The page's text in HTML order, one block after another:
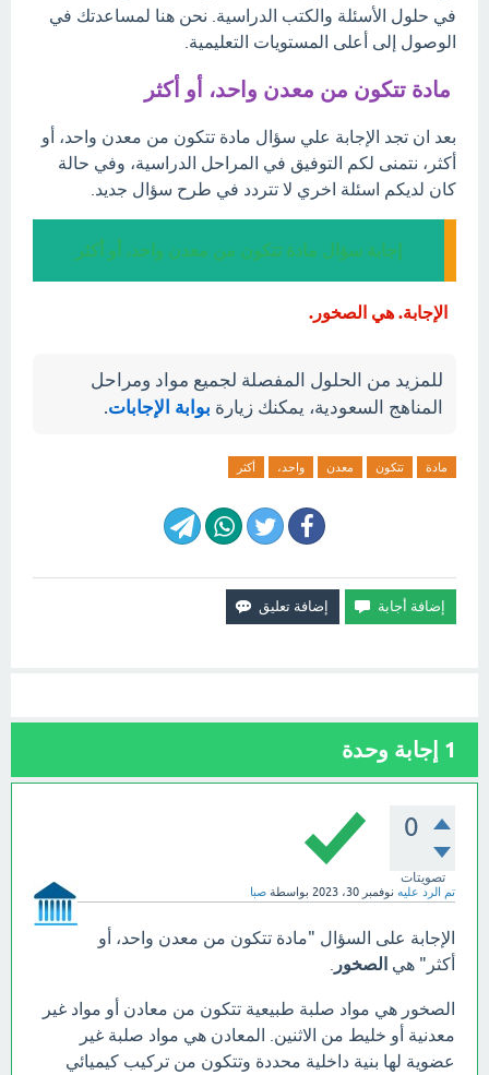
في حلول الأسئلة والكتب الدراسية. نحن هنا لمساعدتك في
الوصول إلى أعلى المستويات التعليمية.
مادة تتكون من معدن واحد، أو أكثر
بعد ان تجد الإجابة علي سؤال مادة تتكون من معدن واحد، أو
أكثر، نتمنى لكم التوفيق في المراحل الدراسية، وفي حالة
كان لديكم اسئلة اخري لا تتردد في طرح سؤال جديد.
إجابة سؤال مادة تتكون من معدن واحد، أو أكثر
الإجابة. هي الصخور.
للمزيد من الحلول المفصلة لجميع مواد ومراحل
المناهج السعودية، يمكنك زيارة بوابة الإجابات.
مادة تتكون معدن واحد، أكثر
1 إجابة وحدة
0
تصويتات
تم الرد عليه نوفمبر 30، 2023 بواسطة صبا
الإجابة على السؤال "مادة تتكون من معدن واحد، أو
أكثر" هي الصخور
الصخور هي مواد صلبة طبيعية تتكون من معادن أو مواد غير
معدنية أو خليط من الاثنين. المعادن هي مواد صلبة غير
عضوية لها بنية داخلية محددة وتتكون من تركيب كيميائي